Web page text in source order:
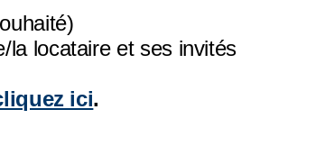
la locataire et ses invités
ici.